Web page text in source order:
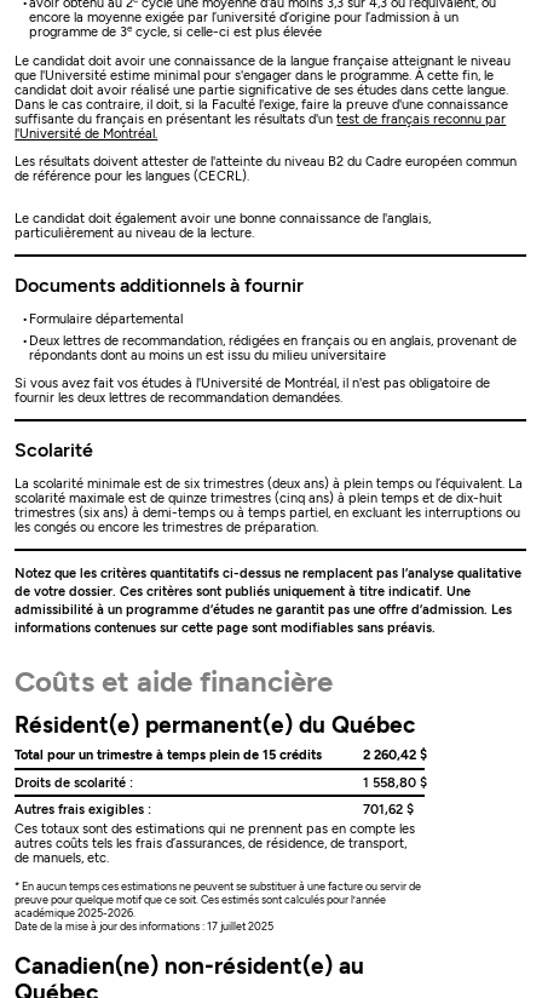
avoir obtenu au 2 cycle une moyenne d'au moins 3,3 sur 4,3 ou l'équivalent, ou
encore la moyenne exigée par l’université d’origine pour l’admission à un
programme de 3ecycle, si celle-ci est plus élevée
Le candidat doit avoir une connaissance de la langue française atteignant le niveau
que l'Université estime minimal pour s'engager dans le programme. À cette fin, le
candidat doit avoir réalisé une partie significative de ses études dans cette langue.
Dans le cas contraire, il doit, si la Faculté l'exige, faire la preuve d'une connaissance
suffisante du français en présentant les résultats d'untest de français reconnu par
l'Université de Montréal.
Les résultats doivent attester de l'atteinte du niveau B2 du Cadre européen commun
de référence pour les langues (CECRL).
Le candidat doit également avoir une bonne connaissance de l'anglais,
particulièrement au niveau de la lecture.
Documents additionnels à fournir
Formulaire départemental
Deux lettres de recommandation, rédigées en français ou en anglais, provenant de
répondants dont au moins un est issu du milieu universitaire
Si vous avez fait vos études à l'Université de Montréal, il n'est pas obligatoire de
fournir les deux lettres de recommandation demandées.
Scolarité
La scolarité minimale est de six trimestres (deux ans) à plein temps ou l’équivalent. La
scolarité maximale est de quinze trimestres (cinq ans) à plein temps et de dix-huit
trimestres (six ans) à demi-temps ou à temps partiel, en excluant les interruptions ou
les congés ou encore les trimestres de préparation.
Notez que les critères quantitatifs ci-dessus ne remplacent pas l’analyse qualitative
de votre dossier. Ces critères sont publiés uniquement à titre indicatif. Une
admissibilité à un programme d’études ne garantit pas une offre d’admission. Les
informations contenues sur cette page sont modifiables sans préavis.
Coûts et aide financière
Résident(e) permanent(e) du Québec
Total pour un trimestre à temps plein de 15 crédits
2 260,42 $
Droits de scolarité :
1 558,80 $
Autres frais exigibles :
701,62 $
Ces totaux sont des estimations qui ne prennent pas en compte les
autres coûts tels les frais d’assurances, de résidence, de transport,
de manuels, etc.
* En aucun temps ces estimations ne peuvent se substituer à une facture ou servir de
preuve pour quelque motif que ce soit. Ces estimés sont calculés pour l’année
académique 2025-2026.
Date de la mise à jour des informations : 17 juillet 2025
Canadien(ne) non-résident(e) au